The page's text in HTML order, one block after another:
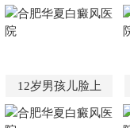
12岁男孩儿脸上